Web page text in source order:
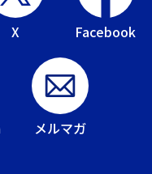
X Facebook
メルマガ